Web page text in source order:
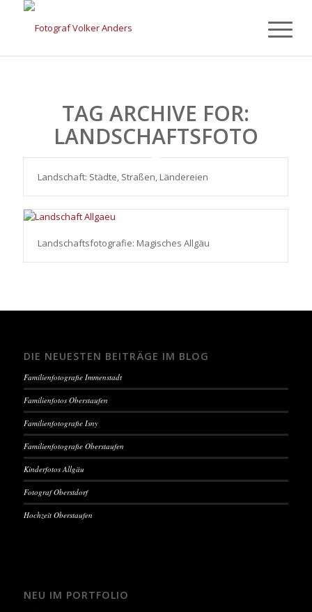
TAG ARCHIVE FOR:
LANDSCHAFTSFOTO
Landschaft: Städte, Straßen, Ländereien
Landschaftsfotografie: Magisches Allgäu
DIE NEUESTEN BEITRÄGE IM BLOG
Familienfotografie Immenstadt
Familienfotos Oberstaufen
Familienfotografie Isny
Familienfotografie Oberstaufen
Kinderfotos Allgäu
Fotograf Oberstdorf
Hochzeit Oberstaufen
NEU IM PORTFOLIO